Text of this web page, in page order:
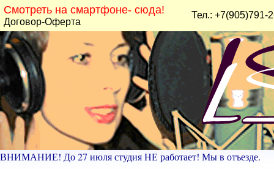
Смотреть на смартфоне- сюда!
Договор-Оферта
Тел.: +7(905)791-
ВНИМАНИЕ! До 27 июля студия НЕ работает! Мы в отъезде.